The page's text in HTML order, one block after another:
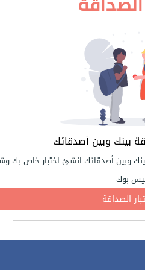
الصداقة
بينك وبين أصدقائك
وبين أصدقائك انشئ اختبار خاص بك
بوك
الصداقة